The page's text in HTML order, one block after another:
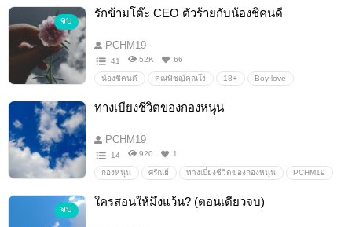
จบ
รักข้ามโต๊ะ CEO ตัวร้ายกับน้องชิคนดี
PCHM19
41 52K 66
น้องชิคนดี คุณพิชญ์คุณโง่ 18+ Boy love
ทางเบี่ยงชีวิตของกองหนุน
PCHM19
14 920 1
กองหนุน ศรัณย์ ทางเบี่ยงชีวิตของกองหนุน PCHM19
จบ
ใครสอนให้มึงแว้น? (ตอนเดียวจบ)